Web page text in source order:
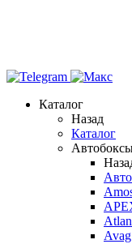
Каталог
Назад
Каталог
Avag